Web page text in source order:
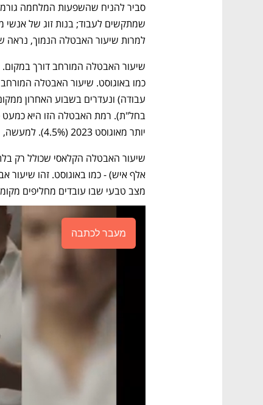
למרות שיעור האבטלה הנמוך,
יותר מאוגוסט 2023 (4.5%). למעשה, מדובר ברמת אבטלה של שגרה.
מצב טבעי שבו עובדים מחליפים
מעבר לכתבה